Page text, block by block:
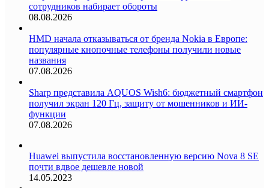
сотрудников набирает обороты
08.08.2026
HMD начала отказываться от бренда Nokia в Европе:
популярные кнопочные телефоны получили новые
названия
07.08.2026
Sharp представила AQUOS Wish6: бюджетный смартфон
получил экран 120 Гц, защиту от мошенников и ИИ-
функции
07.08.2026
Huawei выпустила восстановленную версию Nova 8 SE
почти вдвое дешевле новой
14.05.2023